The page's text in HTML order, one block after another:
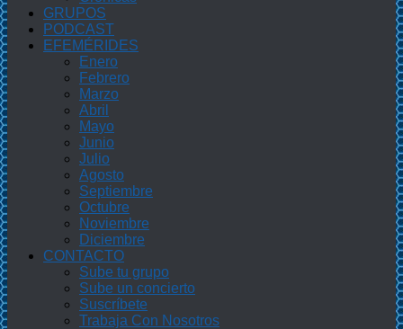
GRUPOS
PODCAST
EFEMÉRIDES
Enero
Febrero
Marzo
Abril
Mayo
Junio
Julio
Agosto
Septiembre
Octubre
Noviembre
Diciembre
CONTACTO
Sube tu grupo
Sube un concierto
Suscríbete
Trabaja Con Nosotros